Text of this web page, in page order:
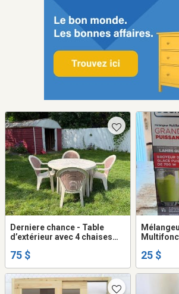
Derniere chance - Table
d’extérieur avec 4 chaises
75 $ 25 $